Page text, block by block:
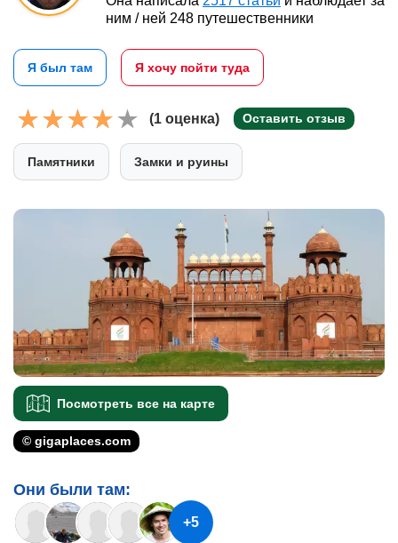
ним / ней 248 путешественники
Я был там Я хочу пойти туда
(1 оценка) Оставить отзыв
Памятники Замки и руины
Посмотреть все на карте
© gigaplaces.com
Они были там:
+5